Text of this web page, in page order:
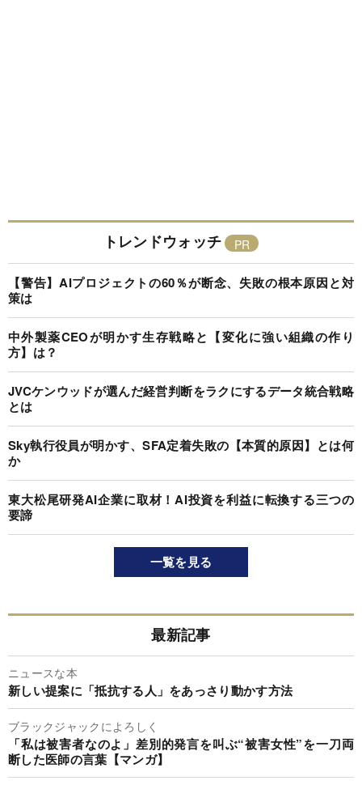
トレンドウォッチ
【警告】AIプロジェクトの60％が断念、失敗の根本原因と対
策は
中外製薬CEOが明かす生存戦略と【変化に強い組織の作り
方】は？
JVCケンウッドが選んだ経営判断をラクにするデータ統合戦略
とは
Sky執行役員が明かす、SFA定着失敗の【本質的原因】とは何
か
東大松尾研発AI企業に取材！AI投資を利益に転換する三つの
要諦
一覧を見る
最新記事
ニュースな本
新しい提案に「抵抗する人」をあっさり動かす方法
ブラックジャックによろしく
「私は被害者なのよ」差別的発言を叫ぶ“被害女性”を一刀両
断した医師の言葉【マンガ】